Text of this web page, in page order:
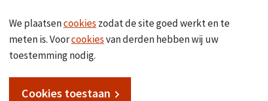
We plaatsencookies zodat de site goed werkt en te
meten is. Voorcookiesvan derden hebben wij uw
toestemming nodig.
Cookies toestaan